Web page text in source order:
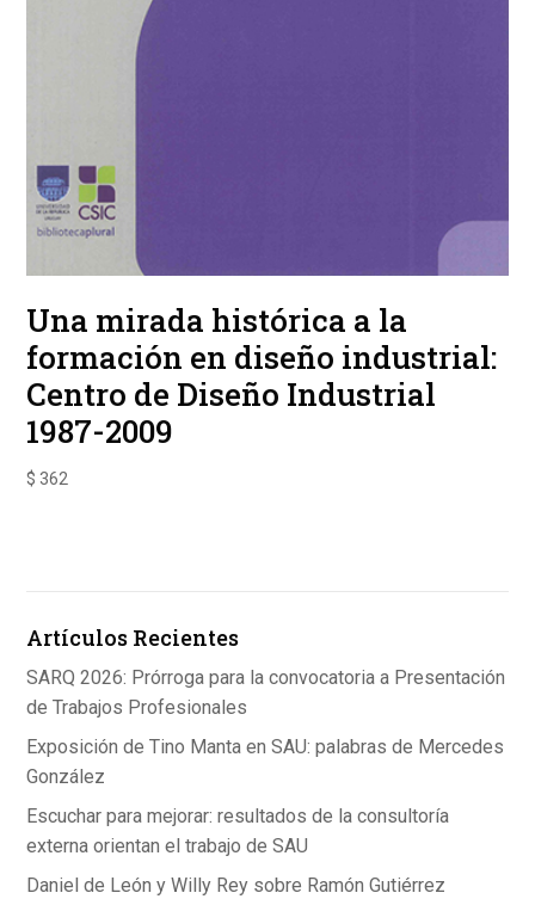
Una mirada histórica a la
formación en diseño industrial:
Centro de Diseño Industrial
1987-2009
$ 362
Artículos Recientes
SARQ 2026: Prórroga para la convocatoria a Presentación
de Trabajos Profesionales
Exposición de Tino Manta en SAU: palabras de Mercedes
González
Escuchar para mejorar: resultados de la consultoría
externa orientan el trabajo de SAU
Daniel de León y Willy Rey sobre Ramón Gutiérrez